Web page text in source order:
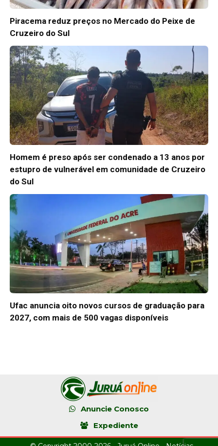
Piracema reduz preços no Mercado do Peixe de
Cruzeiro do Sul
Homem é preso após ser condenado a 13 anos por
estupro de vulnerável em comunidade de Cruzeiro
do Sul
Ufac anuncia oito novos cursos de graduação para
2027, com mais de 500 vagas disponíveis
Anuncie Conosco
Expediente